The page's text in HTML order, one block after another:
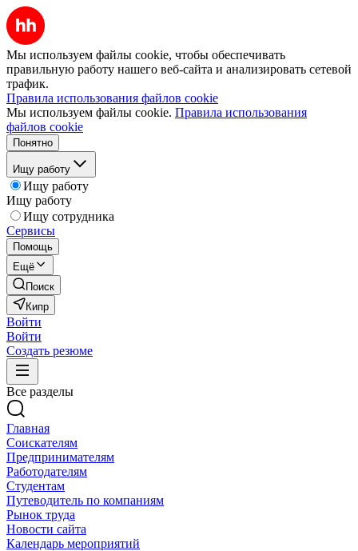
Мы используем файлы cookie, чтобы обеспечивать
правильную работу нашего веб-сайта и анализировать сетевой
трафик.
Правила использования файлов cookie
Мы используем файлы cookie. Правила использования
файлов cookie
Понятно
Ищу работу
Ищу работу
Ищу работу
Ищу сотрудника
Сервисы
Помощь
Ещё
Поиск
Кипр
Войти
Войти
Создать резюме
Все разделы
Главная
Соискателям
Предпринимателям
Работодателям
Студентам
Путеводитель по компаниям
Рынок труда
Новости сайта
Календарь мероприятий